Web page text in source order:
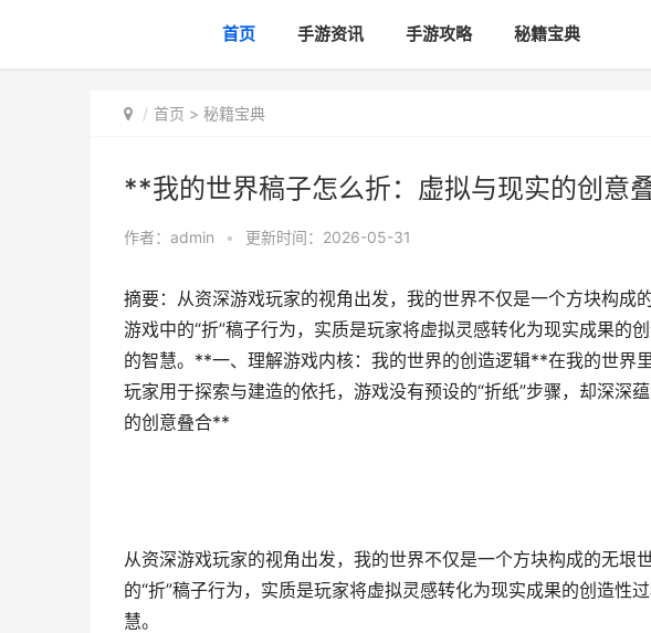
首页 手游资讯 手游攻略 秘籍宝典
首页 > 秘籍宝典
**我的世界稿子怎么折：虚拟与现实的创意
作者： admin • 更新时间：2026-05-31
摘要：从资深游戏玩家的视角出发，我的世界不仅是一个方块构成
游戏中的“折”稿子行为，实质是玩家将虚拟灵感转化为现实成果的
的智慧。**一、理解游戏内核：我的世界的创造逻辑**在我的世界
玩家用于探索与建造的依托，游戏没有预设的“折纸”步骤，却深深
的创意叠合**
从资深游戏玩家的视角出发，我的世界不仅是一个方块构成的无垠
的“折”稿子行为，实质是玩家将虚拟灵感转化为现实成果的创造性
慧。